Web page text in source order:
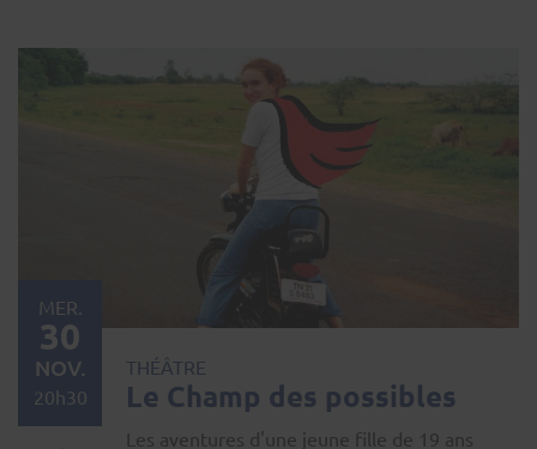
THÉÂTRE
Le Champ des possibles
Les aventures d'une jeune fille de 19 ans
MER.
30
NOV.
20h30